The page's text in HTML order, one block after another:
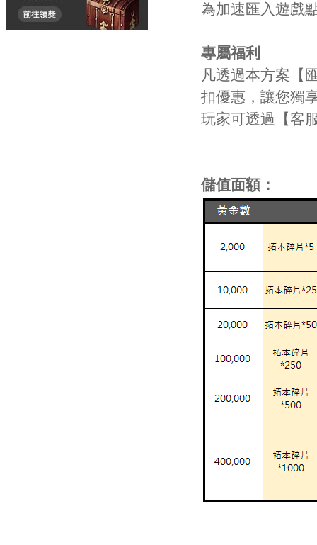
為加速匯入遊戲
專屬福利
凡透過本方案【
扣優惠，讓您獨
玩家可透過【客
儲值面額：